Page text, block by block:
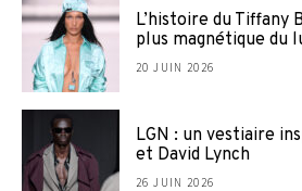
L’histoire du Tiffany
plus magnétique du
20 JUIN 2026
LGN : un vestiaire
et David Lynch
26 JUIN 2026